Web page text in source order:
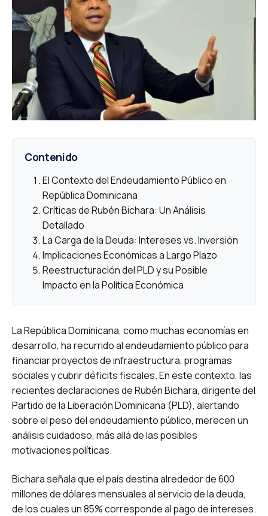
Contenido
El Contexto del Endeudamiento Público en
República Dominicana
Críticas de Rubén Bichara: Un Análisis
Detallado
La Carga de la Deuda: Intereses vs. Inversión
Implicaciones Económicas a Largo Plazo
Reestructuración del PLD y su Posible
Impacto en la Política Económica
La República Dominicana, como muchas economías en
desarrollo, ha recurrido al endeudamiento público para
financiar proyectos de infraestructura, programas
sociales y cubrir déficits fiscales. En este contexto, las
recientes declaraciones de Rubén Bichara, dirigente del
Partido de la Liberación Dominicana (PLD), alertando
sobre el peso del endeudamiento público, merecen un
análisis cuidadoso, más allá de las posibles
motivaciones políticas.
Bichara señala que el país destina alrededor de 600
millones de dólares mensuales al servicio de la deuda,
de los cuales un 85% corresponde al pago de intereses.